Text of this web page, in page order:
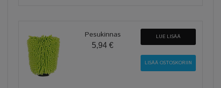
Pesukinnas
5,94 €
LUE LISÄÄ